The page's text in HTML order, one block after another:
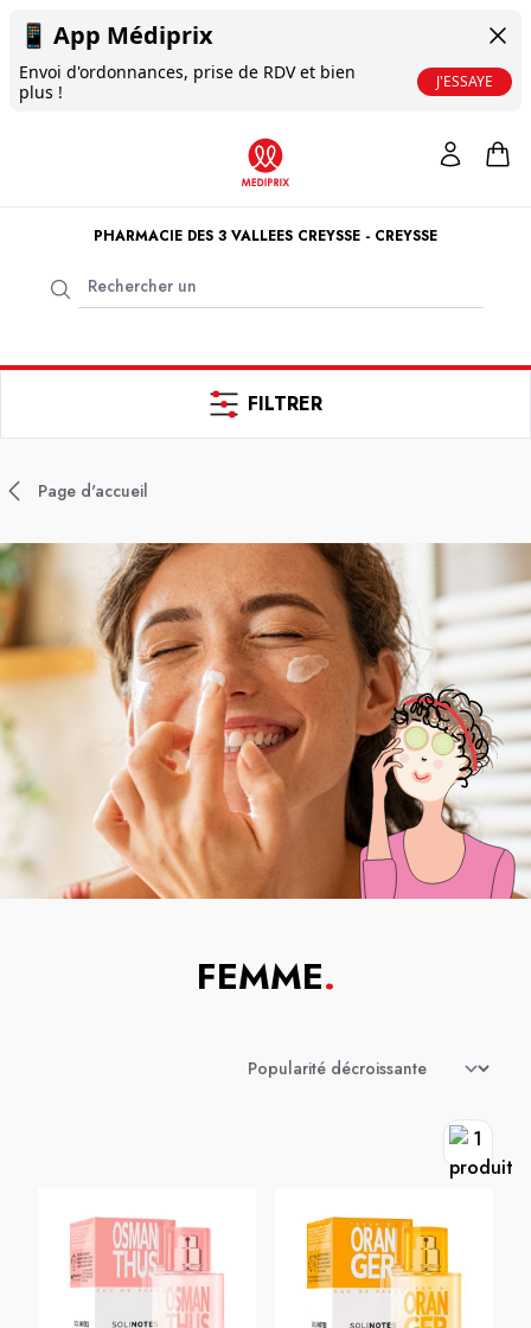
📱 App Médiprix
Envoi d'ordonnances, prise de RDV et bien
plus !
J'ESSAYE
PHARMACIE DES 3 VALLEES CREYSSE - CREYSSE
FILTRER
Page d'accueil
FEMME.